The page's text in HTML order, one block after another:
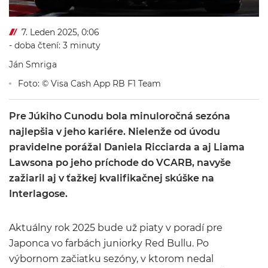
7. Leden 2025, 0:06
- doba čtení: 3 minuty
Ján Smriga
Foto: © Visa Cash App RB F1 Team
Pre Júkiho Cunodu bola minuloročná sezóna
najlepšia v jeho kariére. Nielenže od úvodu
pravidelne porážal Daniela Ricciarda a aj Liama
Lawsona po jeho príchode do VCARB, navyše
zažiaril aj v ťažkej kvalifikačnej skúške na
Interlagose.
Aktuálny rok 2025 bude už piaty v poradí pre
Japonca vo farbách juniorky Red Bullu. Po
výbornom začiatku sezóny, v ktorom nedal